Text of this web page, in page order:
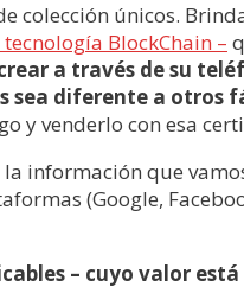
colección únicos.
BlockChain –
a través de su
sea diferente a
y venderlo con esa
información que
(Google,
– cuyo valor está